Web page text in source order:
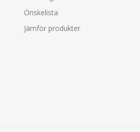
Önskelista
Jämför produkter